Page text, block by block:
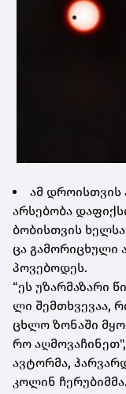
ამ
არ­სე­ბო­ბა
ბო­ბის­თვის
ცა გა­მო­რი­ცხუ­ლი
პო­ვე­ბო­დეს.
“ეს უზარ­მა­ზა­რი
ლი შემ­თხვე­ვაა,
ცხლო ზო­ნა­ში
რო
ავ­ტორ­მა,
კო­ლინ ჩე­რუ­ბიმ­მა.